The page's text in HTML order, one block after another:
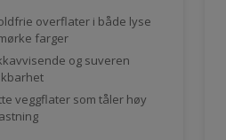
overflater i både lyse
farger
og suveren
veggflater som tåler høy